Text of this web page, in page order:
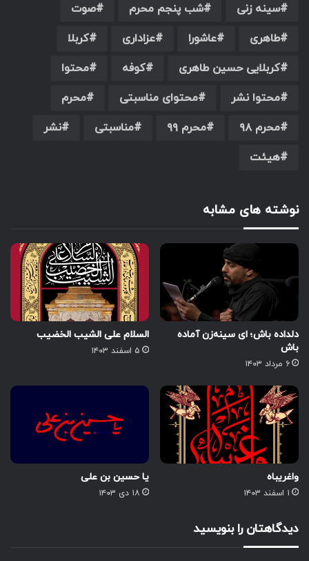
سینه زنی
شب پنجم محرم
صوت
طاهری
عاشورا عزاداری
کربلا
کربلایی حسین طاهری
کوفه
محتوا
محتوا نشر
محتوای مناسبتی
محرم
محرم ۹۸
محرم ۹۹ مناسبتی
نشر
هیئت
نوشته های مشابه
دلداده باش؛ ای سینه‌زن آماده
باش
۶ مرداد ۱۴۰۳
السلام علی الشیب الخضیب
۵ اسفند ۱۴۰۳
واغریباه
۱ اسفند ۱۴۰۳
یا حسین بن علی
۱۸ دی ۱۴۰۳
دیدگاهتان را بنویسید